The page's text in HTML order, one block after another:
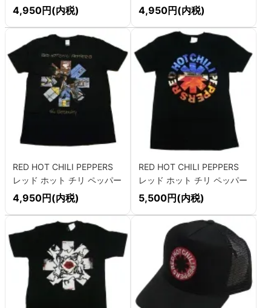
ズ LA 83 Tシャツ
4,950円(内税)
ズ AZTEC Tシャツ
4,950円(内税)
RED HOT CHILI PEPPERS
レッド ホット チリ ペッパー
ズ GETAWAY Tシャツ
4,950円(内税)
RED HOT CHILI PEPPERS
レッド ホット チリ ペッパー
ズ CALIFORNICATION
5,500円(内税)